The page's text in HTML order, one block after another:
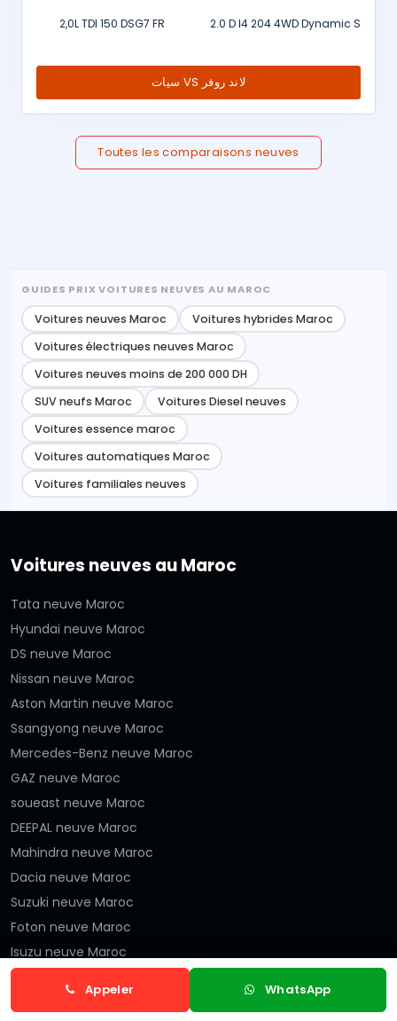
2,0L TDI 150 DSG7 FR 2.0 D I4 204 4WD Dynamic S
سيات VS لاند روفر
Toutes les comparaisons neuves
Appeler WhatsApp
GUIDES PRIX VOITURES NEUVES AU MAROC
Voitures neuves Maroc
Voitures hybrides Maroc
Voitures électriques neuves Maroc
Voitures neuves moins de 200 000 DH
SUV neufs Maroc
Voitures Diesel neuves
Voitures essence maroc
Voitures automatiques Maroc
Voitures familiales neuves
Voitures neuves au Maroc
Tata neuve Maroc
Hyundai neuve Maroc
DS neuve Maroc
Nissan neuve Maroc
Aston Martin neuve Maroc
Ssangyong neuve Maroc
Mercedes-Benz neuve Maroc
GAZ neuve Maroc
soueast neuve Maroc
DEEPAL neuve Maroc
Mahindra neuve Maroc
Dacia neuve Maroc
Suzuki neuve Maroc
Foton neuve Maroc
Isuzu neuve Maroc
Opel neuve Maroc
DENZA neuve Maroc